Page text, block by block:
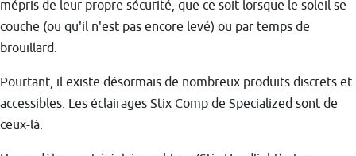
mépris de leur propre sécurité, que ce soit lorsque le soleil se
couche (ou qu'il n'est pas encore levé) ou par temps de
brouillard.
Pourtant, il existe désormais de nombreux produits discrets et
accessibles. Les éclairages Stix Comp de Specialized sont de
ceux-là.